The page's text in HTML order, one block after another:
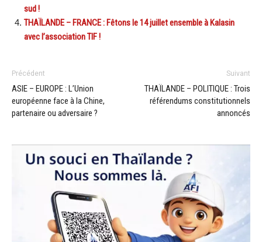
sud !
THAÏLANDE – FRANCE : Fêtons le 14 juillet ensemble à Kalasin
avec l’association TIF !
Précédent
ASIE – EUROPE : L’Union
européenne face à la Chine,
partenaire ou adversaire ?
Suivant
THAÏLANDE – POLITIQUE : Trois
référendums constitutionnels
annoncés